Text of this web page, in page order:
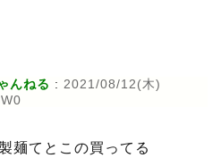
んねる : 2021/08/12(木)
麺てとこの買ってる